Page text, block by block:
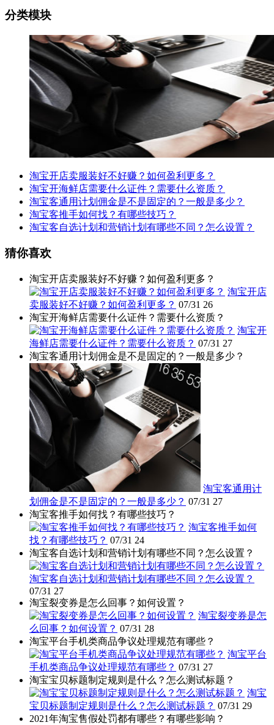
分类模块
淘宝开店卖服装好不好赚？如何盈利更多？
淘宝开海鲜店需要什么证件？需要什么资质？
淘宝客通用计划佣金是不是固定的？一般是多少？
淘宝客推手如何找？有哪些技巧？
淘宝客自选计划和营销计划有哪些不同？怎么设置？
猜你喜欢
淘宝开店卖服装好不好赚？如何盈利更多？
淘宝开店
卖服装好不好赚？如何盈利更多？ 07/31 26
淘宝开海鲜店需要什么证件？需要什么资质？
淘宝开
海鲜店需要什么证件？需要什么资质？ 07/31 27
淘宝客通用计划佣金是不是固定的？一般是多少？
淘宝客通用计
划佣金是不是固定的？一般是多少？ 07/31 27
淘宝客推手如何找？有哪些技巧？
淘宝客推手如何
找？有哪些技巧？ 07/31 24
淘宝客自选计划和营销计划有哪些不同？怎么设置？
淘宝客自选计划和营销计划有哪些不同？怎么设置？
07/31 27
淘宝裂变券是怎么回事？如何设置？
淘宝裂变券是怎
么回事？如何设置？ 07/31 28
淘宝平台手机类商品争议处理规范有哪些？
淘宝平台
手机类商品争议处理规范有哪些？ 07/31 27
淘宝宝贝标题制定规则是什么？怎么测试标题？
淘宝
宝贝标题制定规则是什么？怎么测试标题？ 07/31 29
2021年淘宝售假处罚都有哪些？有哪些影响？